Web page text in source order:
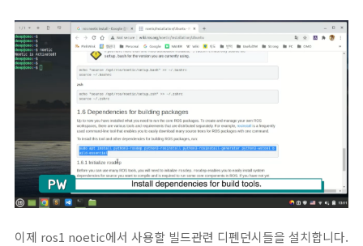
이제 ros1 noetic에서 사용할 빌드관련 디펜던시들을 설치합니다.